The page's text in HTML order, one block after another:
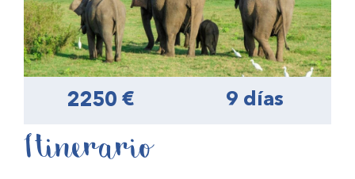
2250 € 9 días
Itinerario